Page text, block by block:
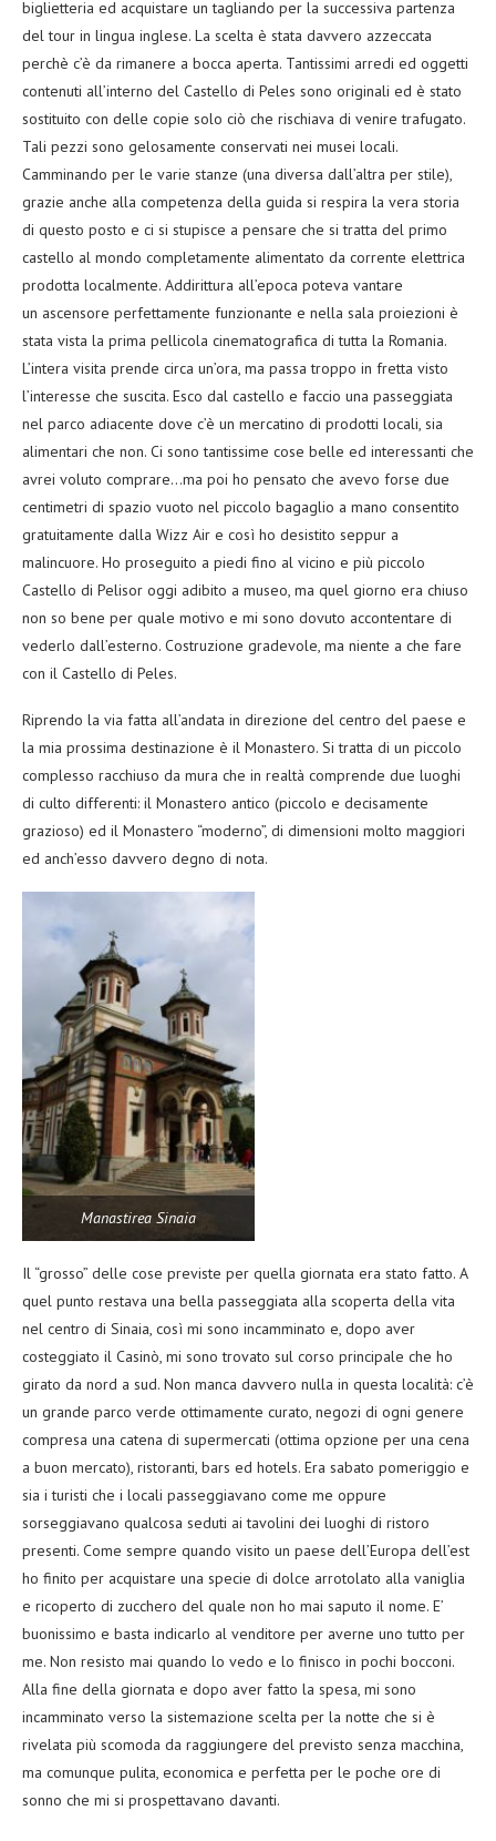
biglietteria ed acquistare un tagliando per la successiva partenza
del tour in lingua inglese. La scelta è stata davvero azzeccata
perchè c’è da rimanere a bocca aperta. Tantissimi arredi ed oggetti
contenuti all’interno del Castello di Peles sono originali ed è stato
sostituito con delle copie solo ciò che rischiava di venire trafugato.
Tali pezzi sono gelosamente conservati nei musei locali.
Camminando per le varie stanze (una diversa dall’altra per stile),
grazie anche alla competenza della guida si respira la vera storia
di questo posto e ci si stupisce a pensare che si tratta del primo
castello al mondo completamente alimentato da corrente elettrica
prodotta localmente. Addirittura all’epoca poteva vantare
un ascensore perfettamente funzionante e nella sala proiezioni è
stata vista la prima pellicola cinematografica di tutta la Romania.
L’intera visita prende circa un’ora, ma passa troppo in fretta visto
l’interesse che suscita. Esco dal castello e faccio una passeggiata
nel parco adiacente dove c’è un mercatino di prodotti locali, sia
alimentari che non. Ci sono tantissime cose belle ed interessanti che
avrei voluto comprare…ma poi ho pensato che avevo forse due
centimetri di spazio vuoto nel piccolo bagaglio a mano consentito
gratuitamente dalla Wizz Air e così ho desistito seppur a
malincuore. Ho proseguito a piedi fino al vicino e più piccolo
Castello di Pelisor oggi adibito a museo, ma quel giorno era chiuso
non so bene per quale motivo e mi sono dovuto accontentare di
vederlo dall’esterno. Costruzione gradevole, ma niente a che fare
con il Castello di Peles.
Riprendo la via fatta all’andata in direzione del centro del paese e
la mia prossima destinazione è il Monastero. Si tratta di un piccolo
complesso racchiuso da mura che in realtà comprende due luoghi
di culto differenti: il Monastero antico (piccolo e decisamente
grazioso) ed il Monastero “moderno”, di dimensioni molto maggiori
ed anch’esso davvero degno di nota.
Manastirea Sinaia
Il “grosso” delle cose previste per quella giornata era stato fatto. A
quel punto restava una bella passeggiata alla scoperta della vita
nel centro di Sinaia, così mi sono incamminato e, dopo aver
costeggiato il Casinò, mi sono trovato sul corso principale che ho
girato da nord a sud. Non manca davvero nulla in questa località: c’è
un grande parco verde ottimamente curato, negozi di ogni genere
compresa una catena di supermercati (ottima opzione per una cena
a buon mercato), ristoranti, bars ed hotels. Era sabato pomeriggio e
sia i turisti che i locali passeggiavano come me oppure
sorseggiavano qualcosa seduti ai tavolini dei luoghi di ristoro
presenti. Come sempre quando visito un paese dell’Europa dell’est
ho finito per acquistare una specie di dolce arrotolato alla vaniglia
e ricoperto di zucchero del quale non ho mai saputo il nome. E’
buonissimo e basta indicarlo al venditore per averne uno tutto per
me. Non resisto mai quando lo vedo e lo finisco in pochi bocconi.
Alla fine della giornata e dopo aver fatto la spesa, mi sono
incamminato verso la sistemazione scelta per la notte che si è
rivelata più scomoda da raggiungere del previsto senza macchina,
ma comunque pulita, economica e perfetta per le poche ore di
sonno che mi si prospettavano davanti.